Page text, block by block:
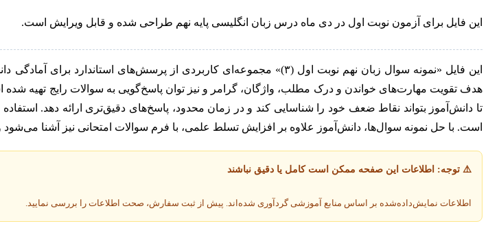
این فایل برای آزمون نوبت اول در دی ماه درس زبان انگلیسی پایه نهم طراحی شده و قابل ویرایش است.
این فایل «نمونه سوال زبان نهم نوبت اول (۳)» مجموعه‌ای کاربردی از
هدف تقویت مهارت‌های خواندن و درک مطلب، واژگان، گرامر و نیز توان پاسخ‌گویی به سوالات رایج تهیه
تا دانش‌آموز بتواند نقاط ضعف خود را شناسایی کند و در زمان محدود، پاسخ‌های دقیق‌تری ارائه دهد.
است. با حل نمونه سوال‌ها، دانش‌آموز علاوه بر افزایش تسلط علمی، با فرم سوالات امتحانی نیز آشنا
⚠️ توجه: اطلاعات این صفحه ممکن است کامل یا دقیق نباشند
اطلاعات نمایش‌داده‌شده بر اساس منابع آموزشی گردآوری شده‌اند. پیش از ثبت سفارش، صحت اطلاعات را بررسی نمایید.